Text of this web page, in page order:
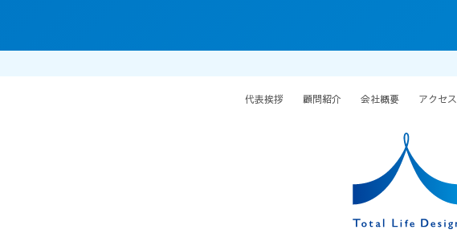
代表挨拶 顧問紹介 会社概要 アクセス